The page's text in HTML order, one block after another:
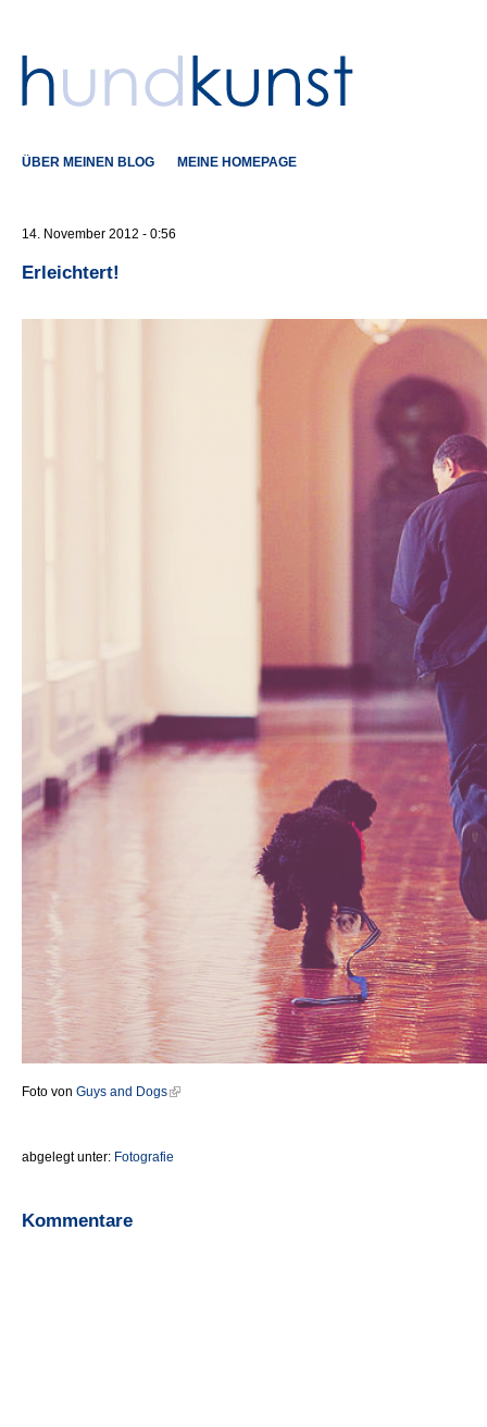
ÜBER MEINEN BLOG MEINE HOMEPAGE
14. November 2012 - 0:56
Erleichtert!
Foto von Guys and Dogs
abgelegt unter: Fotografie
Kommentare